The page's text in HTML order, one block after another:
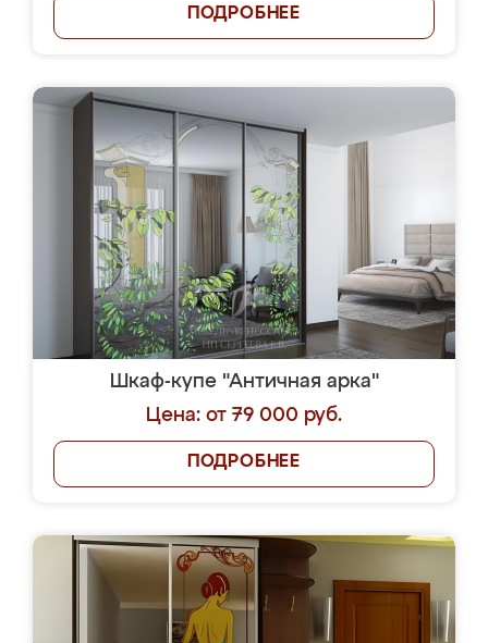
ПОДРОБНЕЕ
Шкаф-купе "Античная арка"
Цена: от 79 000 руб.
ПОДРОБНЕЕ